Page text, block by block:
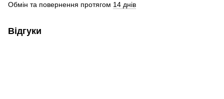
Обмін та повернення протягом 14 днів
Відгуки